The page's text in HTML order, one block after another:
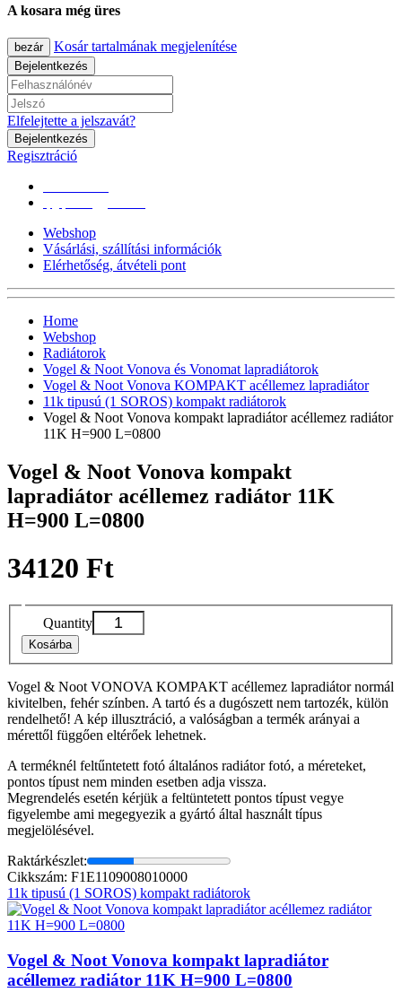
A kosara még üres
bezár Kosár tartalmának megjelenítése
Bejelentkezés
Elfelejtette a jelszavát?
Bejelentkezés
Regisztráció
Webshop
Vásárlási, szállítási információk
Elérhetőség, átvételi pont
Home
Webshop
Radiátorok
Vogel & Noot Vonova és Vonomat lapradiátorok
Vogel & Noot Vonova KOMPAKT acéllemez lapradiátor
11k tipusú (1 SOROS) kompakt radiátorok
Vogel & Noot Vonova kompakt lapradiátor acéllemez radiátor
11K H=900 L=0800
Vogel & Noot Vonova kompakt
lapradiátor acéllemez radiátor 11K
H=900 L=0800
34120 Ft
Quantity
Kosárba
Vogel & Noot VONOVA KOMPAKT acéllemez lapradiátor normál
kivitelben, fehér színben. A tartó és a dugószett nem tartozék, külön
rendelhető! A kép illusztráció, a valóságban a termék arányai a
mérettől függően eltérőek lehetnek.
A terméknél feltűntetett fotó általános radiátor fotó, a méreteket,
pontos típust nem minden esetben adja vissza.
Megrendelés esetén kérjük a feltüntetett pontos típust vegye
figyelembe ami megegyezik a gyártó által használt típus
megjelölésével.
Raktárkészlet:
Cikkszám: F1E1109008010000
11k tipusú (1 SOROS) kompakt radiátorok
Vogel & Noot Vonova kompakt lapradiátor
acéllemez radiátor 11K H=900 L=0800